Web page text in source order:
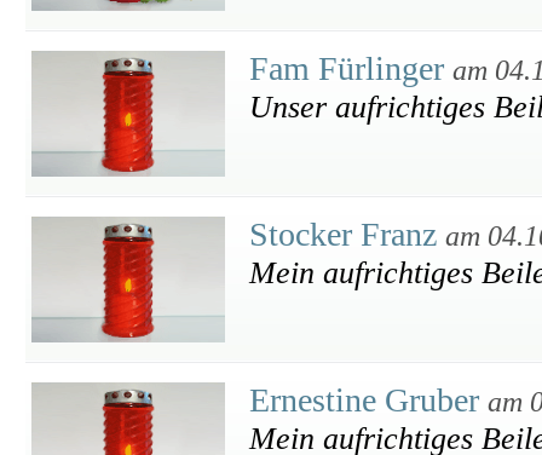
Fam Fürlinger am
Unser aufrichtiges
Stocker Franz am
Mein aufrichtiges
Ernestine Gruber am
Mein aufrichtiges